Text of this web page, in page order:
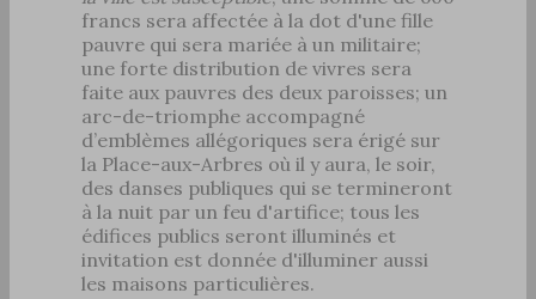
francs sera affectée à la dot d'une fille
pauvre qui sera mariée à un militaire;
une forte distribution de vivres sera
faite aux pauvres des deux paroisses; un
arc-de-triomphe accompagné
d’emblèmes allégoriques sera érigé sur
la Place-aux-Arbres où il y aura, le soir,
des danses publiques qui se termineront
à la nuit par un feu d'artifice; tous les
édifices publics seront illuminés et
invitation est donnée d'illuminer aussi
les maisons particulières.